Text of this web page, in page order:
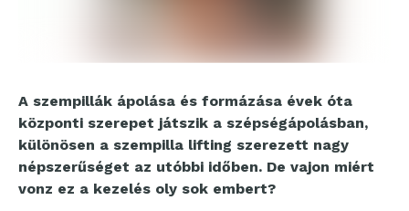
A szempillák ápolása és formázása évek óta
központi szerepet játszik a szépségápolásban,
különösen a szempilla lifting szerezett nagy
népszerűséget az utóbbi időben. De vajon miért
vonz ez a kezelés oly sok embert?